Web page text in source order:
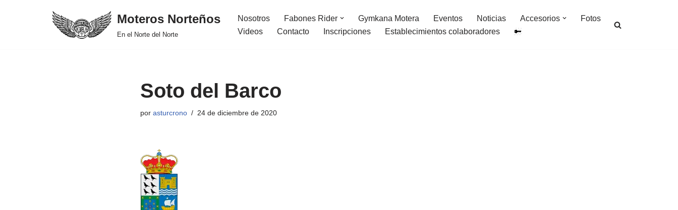
Moteros Norteños
En el Norte del Norte
Nosotros Fabones Rider Gymkana Motera Eventos Noticias Accesorios
Fotos
Videos
Contacto Inscripciones Establecimientos colaboradores
Soto del Barco
por asturcrono 24 de diciembre de 2020